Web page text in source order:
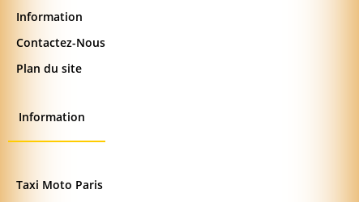
Information
Contactez-Nous
Plan du site
Information
Taxi Moto Paris